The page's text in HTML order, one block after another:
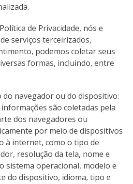
de Privacidade, nós e
serviços terceirizados,
podemos coletar seus
formas, incluindo, entre
do navegador ou do dispositivo:
são coletadas pela
dos navegadores ou
por meio de dispositivos
à internet, como o tipo de
resolução da tela, nome e
sistema operacional, modelo e
do dispositivo, idioma, tipo e